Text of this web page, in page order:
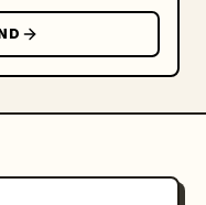
kraft del
in basso a